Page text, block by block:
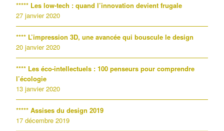
***** Les low-tech : quand l’innovation devient frugale
27 janvier 2020
**** L’impression 3D, une avancée qui bouscule le design
20 janvier 2020
**** Les éco-intellectuels : 100 penseurs pour comprendre
l’écologie
13 janvier 2020
***** Assises du design 2019
17 décembre 2019